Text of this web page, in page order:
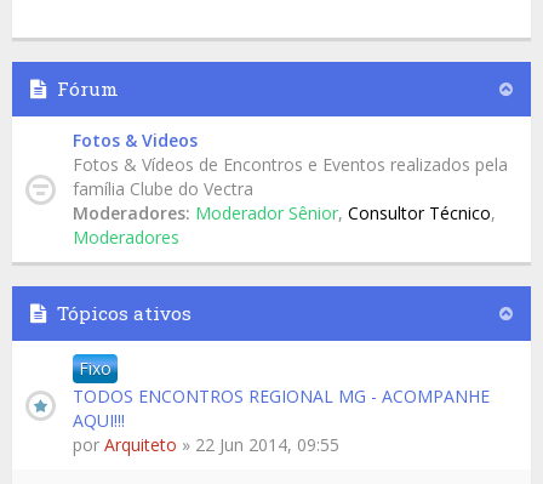
Fórum
Fotos & Videos
Fotos & Vídeos de Encontros e Eventos realizados pela
família Clube do Vectra
Moderadores: Moderador Sênior, Consultor Técnico,
Moderadores
Tópicos ativos
Fixo
TODOS ENCONTROS REGIONAL MG - ACOMPANHE
AQUI!!!
por Arquiteto » 22 Jun 2014, 09:55